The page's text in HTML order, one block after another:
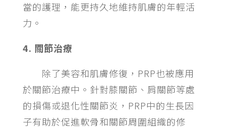
當的護理，能更持久地維持肌膚的年輕活
力。
4. 關節治療
除了美容和肌膚修復，PRP也被應用
於關節治療中。針對膝關節、肩關節等處
的損傷或退化性關節炎，PRP中的生長因
子有助於促進軟骨和關節周圍組織的修